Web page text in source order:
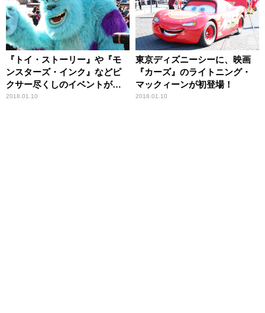
『トイ・ストーリー』や『モ
ンスターズ・インク』などピ
クサー尽くしのイベントが、
東京ディズニーシーで開催！
2018.01.10
東京ディズニーシーに、映画
『カーズ』のライトニング・
マックィーンが初登場！
2018.01.10